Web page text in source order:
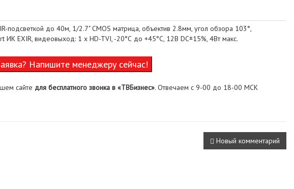
до 40м, 1/2.7" CMOS матрица, объектив 2.8мм, угол обзора 103°,
ИК EXIR, видеовыход: 1 х HD-TVI, -20°С до +45°С, 12В DC±15%, 4Вт макс.
Напишите менеджеру сейчас!
сайте для бесплатного звонка в «ТВБизнес». Отвечаем с 9-00 до 18-00 МСК
Новый комментарий